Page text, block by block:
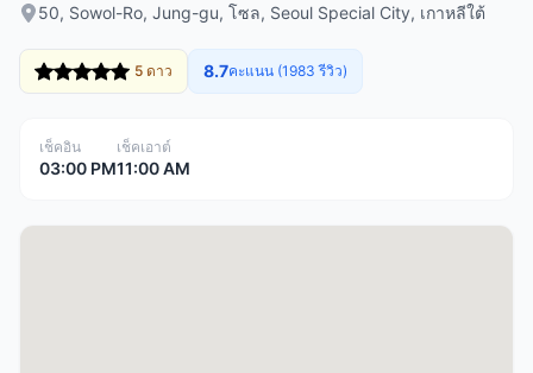
50, Sowol-Ro, Jung-gu, โซล, Seoul Special City, เกาหลีใต้
5 ดาว 8.7คะแนน (1983 รีวิว)
เช็คอิน
03:00 PM
เช็คเอาต์
11:00 AM